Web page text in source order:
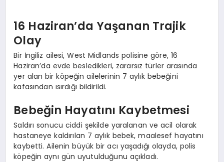
16 Haziran’da Yaşanan Trajik
Olay
Bir İngiliz ailesi, West Midlands polisine göre, 16
Haziran’da evde besledikleri, zararsız türler arasında
yer alan bir köpeğin ailelerinin 7 aylık bebeğini
kafasından ısırdığı bildirildi.
Bebeğin Hayatını Kaybetmesi
Saldırı sonucu ciddi şekilde yaralanan ve acil olarak
hastaneye kaldırılan 7 aylık bebek, maalesef hayatını
kaybetti. Ailenin büyük bir acı yaşadığı olayda, polis
köpeğin aynı gün uyutulduğunu açıkladı.